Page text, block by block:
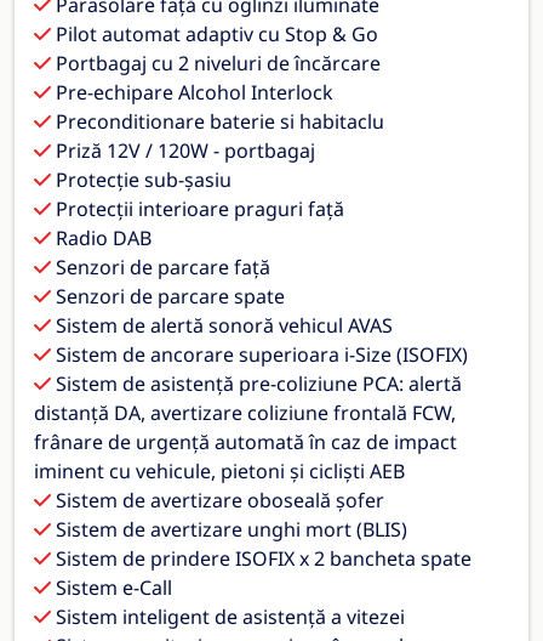
Pilot automat adaptiv cu Stop & Go
Portbagaj cu 2 niveluri de încărcare
Pre-echipare Alcohol Interlock
Preconditionare baterie si habitaclu
Priză 12V / 120W - portbagaj
Protecție sub-șasiu
Protecții interioare praguri față
Radio DAB
Senzori de parcare față
Senzori de parcare spate
Sistem de alertă sonoră vehicul AVAS
Sistem de ancorare superioara i-Size (ISOFIX)
Sistem de asistență pre-coliziune PCA: alertă
distanță DA, avertizare coliziune frontală FCW,
frânare de urgență automată în caz de impact
iminent cu vehicule, pietoni și cicliști AEB
Sistem de avertizare oboseală șofer
Sistem de avertizare unghi mort (BLIS)
Sistem de prindere ISOFIX x 2 bancheta spate
Sistem e-Call
Sistem inteligent de asistență a vitezei